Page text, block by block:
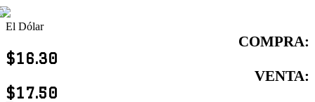
El Dólar
COMPRA:
$16.30
VENTA:
$17.50